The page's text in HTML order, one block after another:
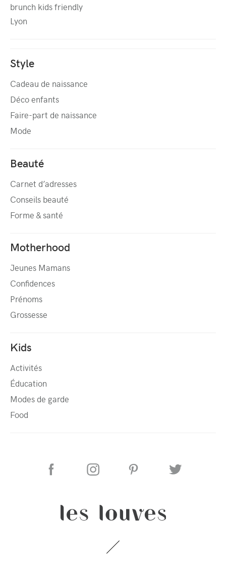
brunch kids friendly
Lyon
Style
Cadeau de naissance
Déco enfants
Faire-part de naissance
Mode
Beauté
Carnet d’adresses
Conseils beauté
Forme & santé
Motherhood
Jeunes Mamans
Confidences
Prénoms
Grossesse
Kids
Activités
Éducation
Modes de garde
Food